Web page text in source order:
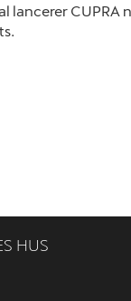
lancerer
HUS